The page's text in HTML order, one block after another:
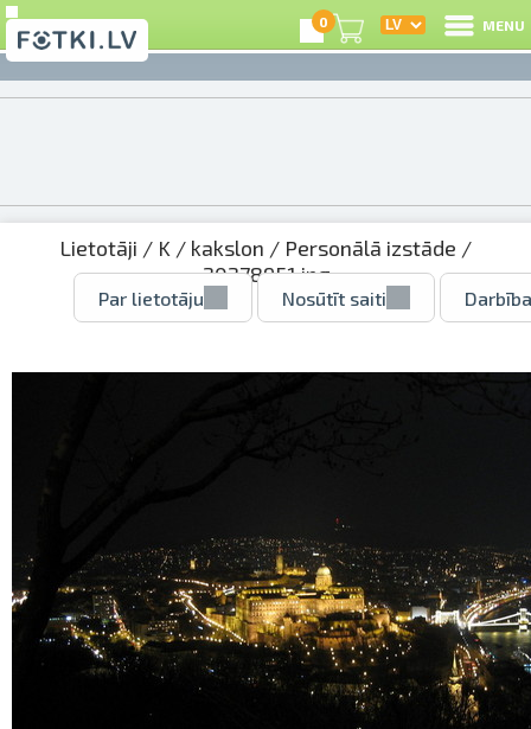
0 MENU
Lietotāji / K / kakslon / Personālā izstāde /
20278951.jpg
Par lietotāju Nosūtīt saiti